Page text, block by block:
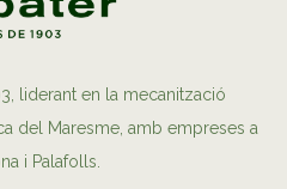
liderant en la mecanització
del Maresme, amb empreses a
i Palafolls.